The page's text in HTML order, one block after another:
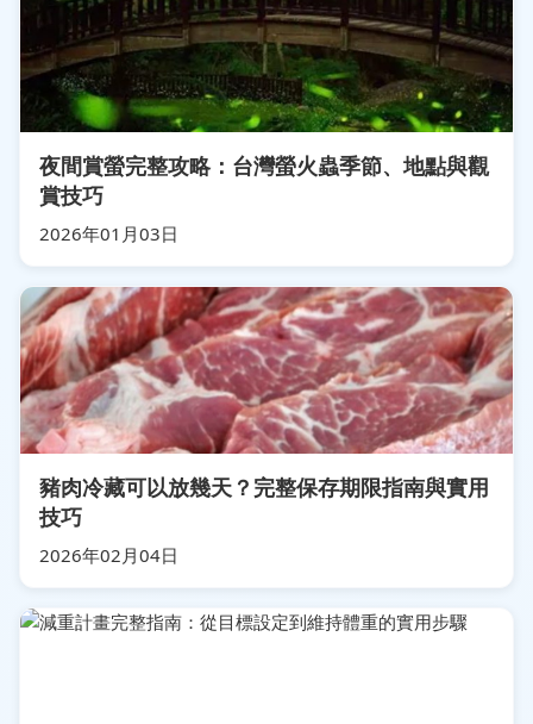
夜間賞螢完整攻略：台灣螢火蟲季節、地點與觀
賞技巧
2026年01月03日
豬肉冷藏可以放幾天？完整保存期限指南與實用
技巧
2026年02月04日